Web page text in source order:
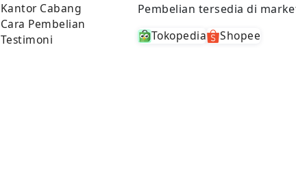
Kantor Cabang
Cara Pembelian
Testimoni
Pembelian tersedia di
Tokopedia
Shopee